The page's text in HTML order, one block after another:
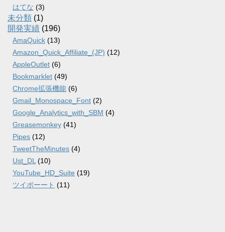
はてな (3)
未分類 (1)
開発実績 (196)
AmaQuick (13)
Amazon_Quick_Affiliate_(JP) (12)
AppleOutlet (6)
Bookmarklet (49)
Chrome拡張機能 (6)
Gmail_Monospace_Font (2)
Google_Analytics_with_SBM (4)
Greasemonkey (41)
Pipes (12)
TweetTheMinutes (4)
Ust_DL (10)
YouTube_HD_Suite (19)
ツイポーート (11)